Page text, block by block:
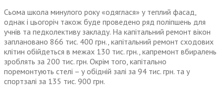
Сьома школа минулого року «одяглася» у теплий фасад,
однак і цьогоріч також буде проведено ряд поліпшень для
учнів та педколективу закладу. На капітальний ремонт вікон
заплановано 866 тис. 400 грн., капітальний ремонт сходових
клітин обійдеться в межах 130 тис. грн., капремонт вбиралень
зроблять за 200 тис. грн. Окрім того, капітально
поремонтують стелі – у обід­ній залі за 94 тис. грн. та у
спортзалі за 135 тис. 900 грн.